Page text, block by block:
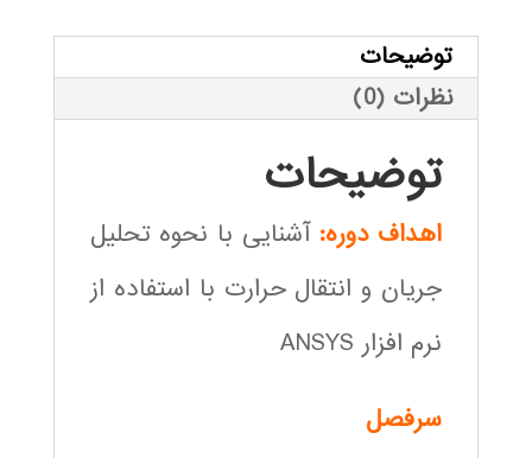
توضیحات
نظرات (0)
توضیحات
اهداف دوره: آشنایی با نحوه تحلیل
جریان و انتقال حرارت با استفاده از
نرم افزار ANSYS
سرفصل